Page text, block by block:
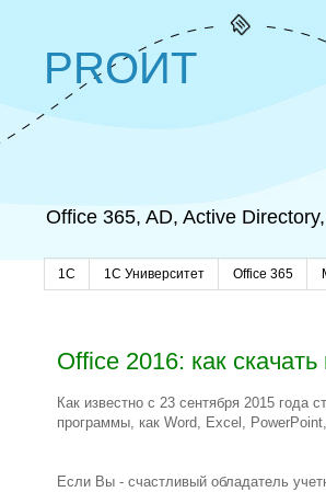
PROИТ
Office 365, AD, Active
1C 1С Университет Office 365
Office 2016: как
Как известно с 23 сентября 2015 года
программы, как Word, Excel,
Если Вы - счастливый обладатель